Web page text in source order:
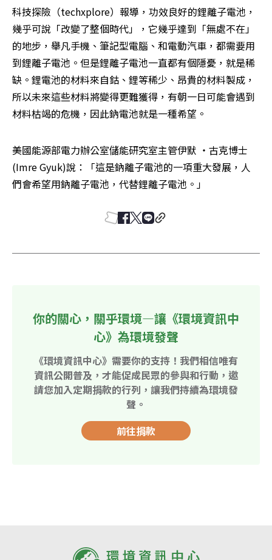
科技探險（techxplore）報導，功效良好的鋰離子電池，
幾乎可說「改變了整個時代」，它幾乎達到「無處不在」
的地步，舉凡手機、筆記型電腦、和電動汽車，都需要用
到鋰離子電池。但是鋰離子電池一直都有個隱憂，就是稀
缺。鋰電池的材料來自鈷、鋰等稀少、昂貴的材料製成，
所以未來這些材料將變得更難獲得，有朝一日可能會遇到
材料枯竭的危機，因此鈉電池就是一種希望。
美國能源部電力辦公室儲能研究室主管伊默 ‧古克博士
(Imre Gyuk)說：「這是鈉離子電池的一項重大發展，人
們會希望用鈉離子電池，代替鋰離子電池。」
你的關心，關乎環境—讓《環境資訊中
心》為環境發聲
《環境資訊中心》需要你的支持！我們相信唯有
資訊公開普及，才能促成民眾的參與和行動，邀
請您加入定期捐款的行列，讓我們持續為環境發
聲。
前往捐款